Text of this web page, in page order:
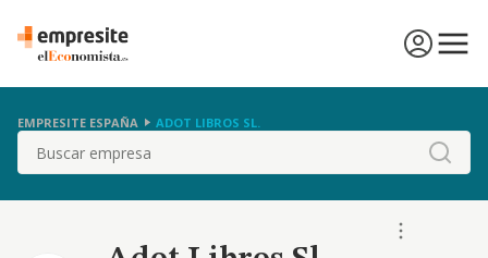
EMPRESITE ESPAÑA ADOT LIBROS SL.
Buscar